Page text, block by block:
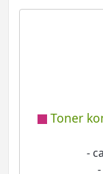
Toner
-